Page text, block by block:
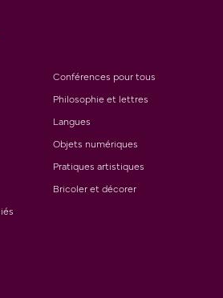
Conférences pour tous
Philosophie et lettres
Langues
Objets numériques
Pratiques artistiques
Bricoler et décorer